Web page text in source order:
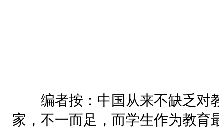
编者按：中国从来不缺乏对
家，不一而足，而学生作为教育